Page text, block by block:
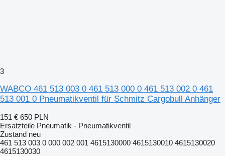
3
WABCO 461 513 003 0 461 513 000 0 461 513 002 0 461
513 001 0 Pneumatikventil für Schmitz Cargobull Anhänger
151 € 650 PLN
Ersatzteile Pneumatik - Pneumatikventil
Zustand neu
461 513 003 0 000 002 001 4615130000 4615130010 4615130020
4615130030